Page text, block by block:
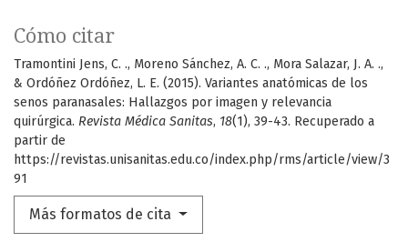
Cómo citar
Tramontini Jens, C. ., Moreno Sánchez, A. C. ., Mora Salazar, J. A. .,
& Ordóñez Ordóñez, L. E. (2015). Variantes anatómicas de los
senos paranasales: Hallazgos por imagen y relevancia
quirúrgica. Revista Médica Sanitas, 18(1), 39-43. Recuperado a
partir de
https://revistas.unisanitas.edu.co/index.php/rms/article/view/3
91
Más formatos de cita